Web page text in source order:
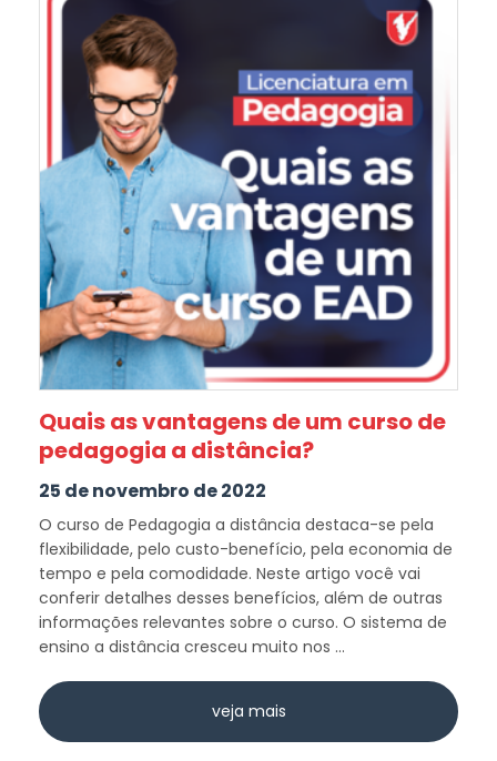
Quais as vantagens de um curso de
pedagogia a distância?
25 de novembro de 2022
O curso de Pedagogia a distância destaca-se pela
flexibilidade, pelo custo-benefício, pela economia de
tempo e pela comodidade. Neste artigo você vai
conferir detalhes desses benefícios, além de outras
informações relevantes sobre o curso. O sistema de
ensino a distância cresceu muito nos ...
veja mais